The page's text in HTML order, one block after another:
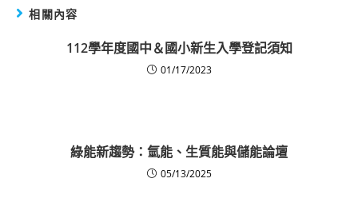
相關內容
112學年度國中＆國小新生入學登記須知
01/17/2023
綠能新趨勢：氫能、生質能與儲能論壇
05/13/2025